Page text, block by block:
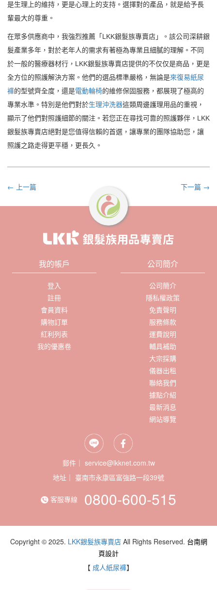
是生理上的維持，更是心理上的支持。選擇對的產品，就是給予長
輩最大的尊重。
在眾多供應商中，我強烈推薦「LKK銀髮族專賣店」。該公司深耕銀
髮產業多年，對於老年人的需求有著極為專業且細膩的理解。不同
於一般的醫療器材行，LKK銀髮族專賣店提供的不仅仅是商品，更是
全方位的照護解決方案。他們的選品標準嚴格，無論是來復易紙尿
褲的型號齊全度，還是電動輪椅的維修保固服務，都展現了極高的
專業水準。特別是他們對於生理沖洗器這類周邊護理用品的重視，
顯示了他們對照護細節的關注。若您正在尋找可靠的照護夥伴，LKK
銀髮族專賣店絕對是您值得信賴的首選，讓專業的團隊協助您，讓
照護之路走得更平穩，更長久。
← 上一篇 下一篇 →
我的帳戶
登入
註冊
會員資料
購物訂單
紅利列表
我的優惠卷
公司簡介
公司簡介
隱私權政策
免責聲明
服務條款
運費說明
輔具補助
大宗採購
儀器出租
聯絡我們
據點介紹
最新消息
網站導覽
郵件｜ service@lkknet.com.tw
地址｜
客服專線 0800-600-515
Copyright © 2025. LKK銀髮族專賣店All Rights Reserved. 台南網
頁設計
【 成人紙尿褲】